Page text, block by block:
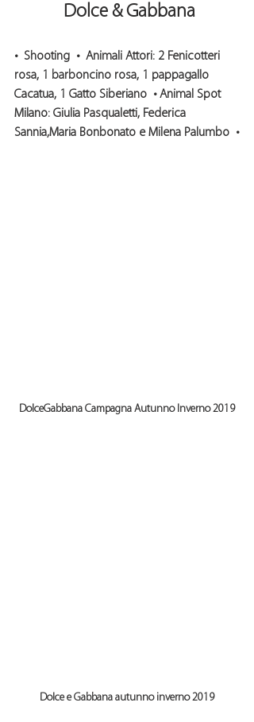
Dolce & Gabbana
•  Shooting  •  Animali Attori: 2 Fenicotteri
rosa, 1 barboncino rosa, 1 pappagallo
Cacatua, 1 Gatto Siberiano  • Animal Spot
Milano: Giulia Pasqualetti, Federica
Sannia,Maria Bonbonato e Milena Palumbo  •
DolceGabbana Campagna Autunno Inverno 2019
Dolce e Gabbana autunno inverno 2019